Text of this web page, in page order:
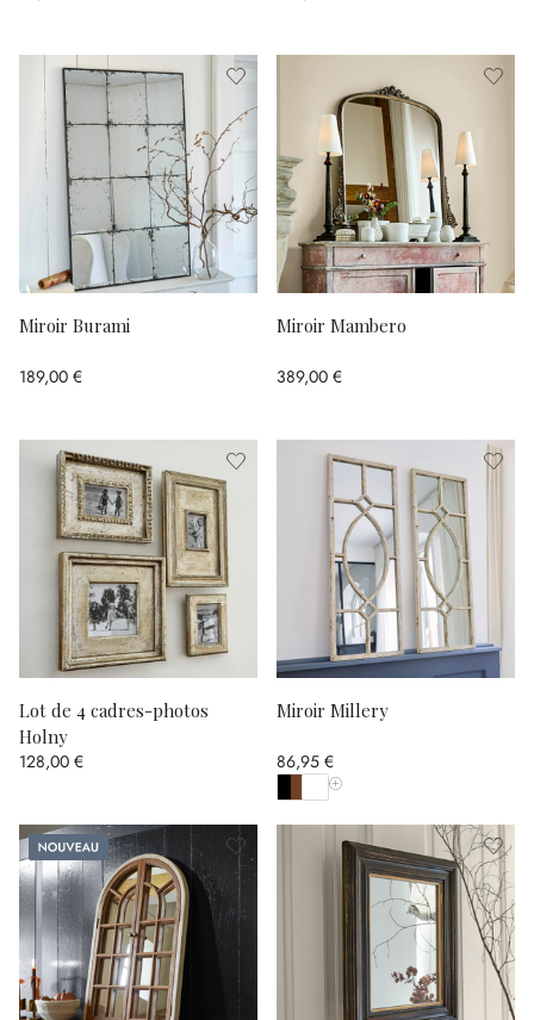
Miroir Burami
189,00 €
Miroir Mambero
389,00 €
Lot de 4 cadres-photos
Holny
128,00 €
Miroir Millery
86,95 €
Afficher toutes les couleurs
Nouveau